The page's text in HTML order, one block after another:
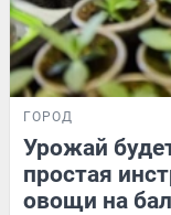
ГОРОД
Урожай
простая
овощи на